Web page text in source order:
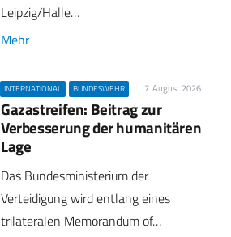
Leipzig/Halle…
Mehr
INTERNATIONAL BUNDESWEHR 7. August 2026
Gazastreifen: Beitrag zur
Verbesserung der humanitären
Lage
Das Bundesministerium der
Verteidigung wird entlang eines
trilateralen Memorandum of…